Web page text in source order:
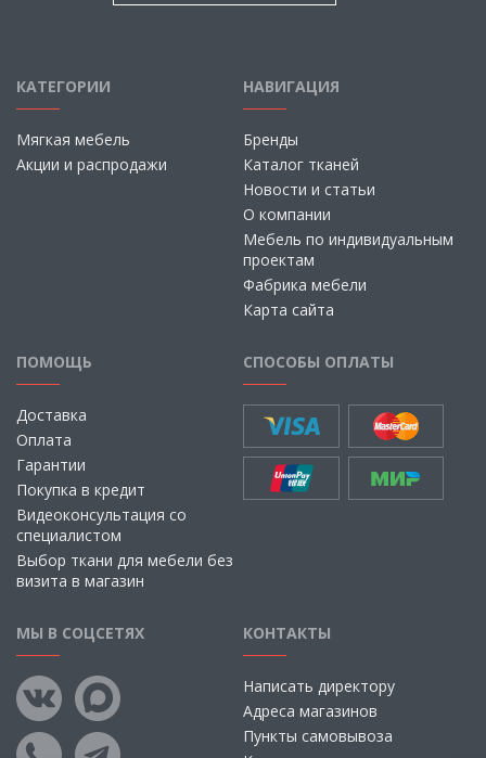
КАТЕГОРИИ
Мягкая мебель
Акции и распродажи
НАВИГАЦИЯ
Бренды
Каталог тканей
Новости и статьи
О компании
Мебель по индивидуальным
проектам
Фабрика мебели
Карта сайта
ПОМОЩЬ
Доставка
Оплата
Гарантии
Покупка в кредит
Видеоконсультация со
специалистом
Выбор ткани для мебели без
визита в магазин
СПОСОБЫ ОПЛАТЫ
МЫ В СОЦСЕТЯХ КОНТАКТЫ
Написать директору
Адреса магазинов
Пункты самовывоза